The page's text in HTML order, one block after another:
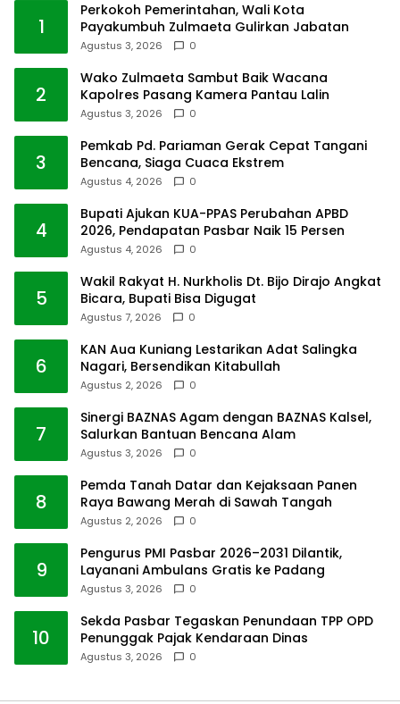
1
Perkokoh Pemerintahan, Wali Kota
Payakumbuh Zulmaeta Gulirkan Jabatan
Agustus 3, 2026 0
2
Wako Zulmaeta Sambut Baik Wacana
Kapolres Pasang Kamera Pantau Lalin
Agustus 3, 2026 0
3
Pemkab Pd. Pariaman Gerak Cepat Tangani
Bencana, Siaga Cuaca Ekstrem
Agustus 4, 2026 0
4
Bupati Ajukan KUA-PPAS Perubahan APBD
2026, Pendapatan Pasbar Naik 15 Persen
Agustus 4, 2026 0
5
Wakil Rakyat H. Nurkholis Dt. Bijo Dirajo Angkat
Bicara, Bupati Bisa Digugat
Agustus 7, 2026 0
6
KAN Aua Kuniang Lestarikan Adat Salingka
Nagari, Bersendikan Kitabullah
Agustus 2, 2026 0
7
Sinergi BAZNAS Agam dengan BAZNAS Kalsel,
Salurkan Bantuan Bencana Alam
Agustus 3, 2026 0
8
Pemda Tanah Datar dan Kejaksaan Panen
Raya Bawang Merah di Sawah Tangah
Agustus 2, 2026 0
9
Pengurus PMI Pasbar 2026–2031 Dilantik,
Layanani Ambulans Gratis ke Padang
Agustus 3, 2026 0
10
Sekda Pasbar Tegaskan Penundaan TPP OPD
Penunggak Pajak Kendaraan Dinas
Agustus 3, 2026 0